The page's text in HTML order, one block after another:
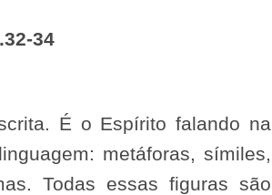
34
É o Espírito falando na
metáforas, símiles,
Todas essas figuras são